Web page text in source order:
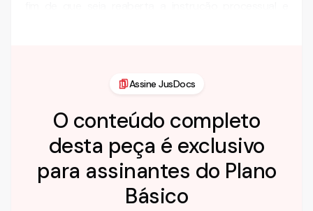
Assine JusDocs
O conteúdo completo
desta peça é exclusivo
para assinantes do Plano
Básico